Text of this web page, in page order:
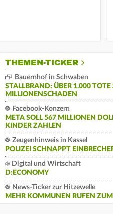
THEMEN-TICKER
Bauernhof in Schwaben
STALLBRAND: ÜBER 1.000
MILLIONENSCHADEN
Facebook-Konzern
META SOLL 567 MILLIONEN
KINDER ZAHLEN
Zeugenhinweis in Kassel
POLIZEI SCHNAPPT
Digital und Wirtschaft
D:ECONOMY
News-Ticker zur Hitzewelle
MEHR KOMMUNEN RUFEN